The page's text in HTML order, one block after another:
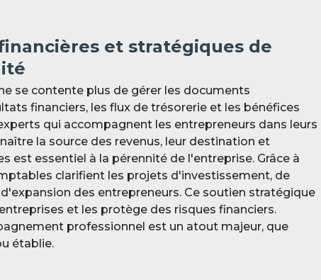
et stratégiques de
se contente plus de gérer les documents
financiers, les flux de trésorerie et les bénéfices
qui accompagnent les entrepreneurs dans leurs
la source des revenus, leur destination et
est essentiel à la pérennité de l'entreprise. Grâce à
clarifient les projets d'investissement, de
des entrepreneurs. Ce soutien stratégique
et les protège des risques financiers.
professionnel est un atout majeur, que
établie.